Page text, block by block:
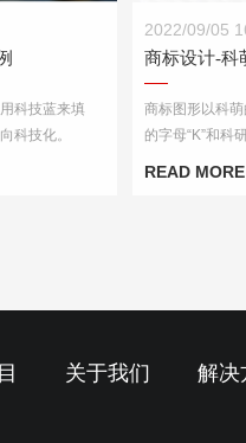
科技蓝来填
科技化。
商标设计-科
2022/09/05
商标设计-科
商标图形以科萌
的字母“K”和科
READ MORE
关于我们 解决